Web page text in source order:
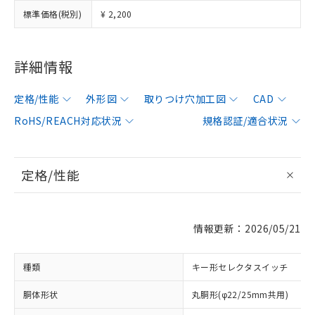
標準価格(税別) ¥ 2,200
詳細情報
定格/性能 外形図 取りつけ穴加工図
CAD
RoHS/REACH対応状況
規格認証/適合状況
定格/性能
情報更新：2026/05/21
種類 キー形セレクタスイッチ
胴体形状 丸胴形(φ22/25mm共用)